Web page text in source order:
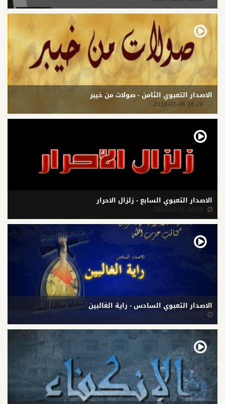
الاصدار التعبوي الثامن - صولات من خيبر
16:29 2018-01-06
الاصدار التعبوي السابع - زلزال الاحرار
16:29 2018-01-06
الاصدار التعبوي السادس - راية الغالبين